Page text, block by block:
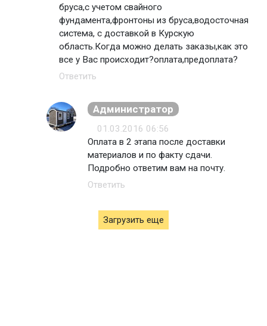
бруса,с учетом свайного
фундамента,фронтоны из бруса,водосточная
система, с доставкой в Курскую
область.Когда можно делать заказы,как это
все у Вас происходит?оплата,предоплата?
Ответить
Администратор
01.03.2016 06:56
Оплата в 2 этапа после доставки
материалов и по факту сдачи.
Подробно ответим вам на почту.
Ответить
Загрузить еще